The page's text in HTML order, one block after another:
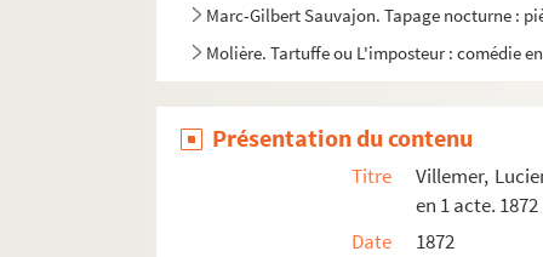
Marc-Gilbert Sauvajon. Tapage nocturne :
Molière. Tartuffe ou L'imposteur : comédie
André Mouëzy-Eon, Henri Bataille. T'auras
Yvan Noë. Teddy and Partner : comédie en 3
Yoris D'Hansewick, de Wattine, P. Ruez. Le
Edouard Bourdet. Les temps difficiles :
Présentation du contenu
Titre
Villemer,
en 1 acte. 1872
Date
1872